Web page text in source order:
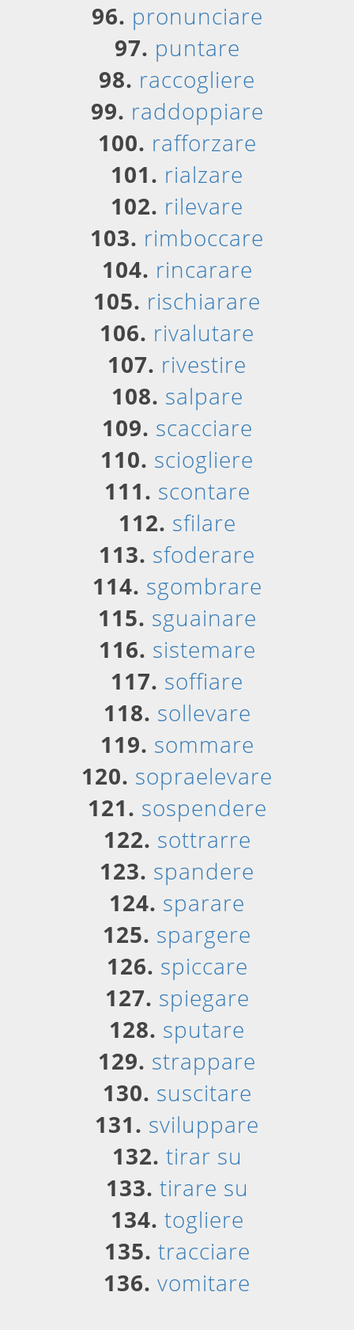
96. pronunciare
97. puntare
98. raccogliere
99. raddoppiare
100. rafforzare
101. rialzare
102. rilevare
103. rimboccare
104. rincarare
105. rischiarare
106. rivalutare
107. rivestire
108. salpare
109. scacciare
110. sciogliere
111. scontare
112. sfilare
113. sfoderare
114. sgombrare
115. sguainare
116. sistemare
117. soffiare
118. sollevare
119. sommare
120. sopraelevare
121. sospendere
122. sottrarre
123. spandere
124. sparare
125. spargere
126. spiccare
127. spiegare
128. sputare
129. strappare
130. suscitare
131. sviluppare
132. tirar su
133. tirare su
134. togliere
135. tracciare
136. vomitare